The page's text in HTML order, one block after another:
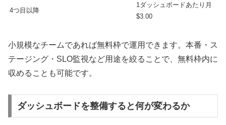
4つ目以降
1ダッシュボードあたり月
$3.00
小規模なチームであれば無料枠で運用できます。本番・ス
テージング・SLO監視など用途を絞ることで、無料枠内に
収めることも可能です。
ダッシュボードを整備すると何が変わるか